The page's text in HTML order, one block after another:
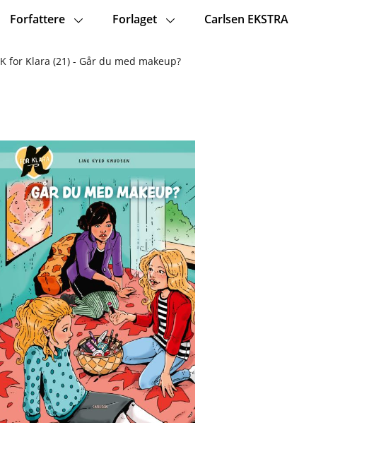
Forfattere Forlaget Carlsen EKSTRA
K for Klara (21) - Går du med makeup?